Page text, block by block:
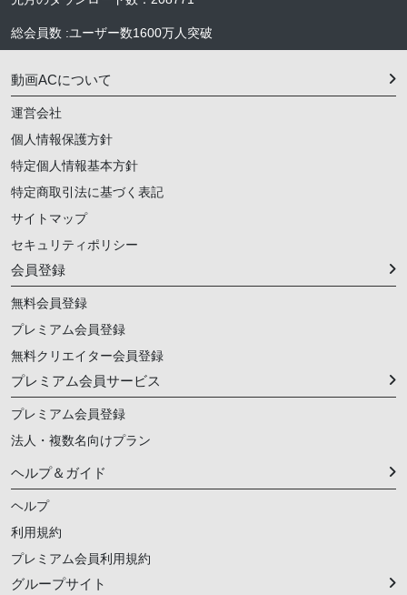
総会員数 :ユーザー数1600万人 突破
動画ACについて
運営会社
個人情報保護方針
特定個人情報基本方針
特定商取引法に基づく表記
サイトマップ
セキュリティポリシー
会員登録
無料会員登録
プレミアム会員登録
無料クリエイター会員登録
プレミアム会員サービス
プレミアム会員登録
法人・複数名向けプラン
ヘルプ＆ガイド
ヘルプ
利用規約
プレミアム会員利用規約
グループサイト